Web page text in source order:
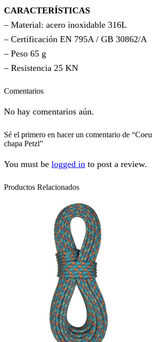
CARACTERÍSTICAS
– Material: acero inoxidable 316L
– Certificación EN 795A / GB 30862/A
– Peso 65 g
– Resistencia 25 KN
Comentarios
No hay comentarios aún.
Sé el primero en hacer un comentario de
chapa Petzl”
You must be logged in to post a review.
Productos Relacionados